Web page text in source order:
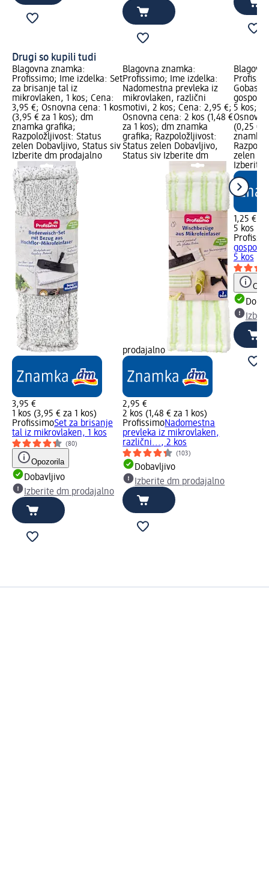
Drugi so kupili tudi
Blagovna znamka:
Profissimo; Ime izdelka: Set
za brisanje tal iz
mikrovlaken, 1 kos; Cena:
3,95 €; Osnovna cena: 1 kos
(3,95 € za 1 kos); dm
znamka grafika;
Razpoložljivost: Status
zelen Dobavljivo, Status siv
Izberite dm prodajalno
3,95 €
1 kos (3,95 € za 1 kos)
ProfissimoSet za brisanje
tal iz mikrovlaken, 1 kos
(80)
Opozorila
Dobavljivo
Izberite dm prodajalno
Blagovna znamka:
Profissimo; Ime izdelka:
Nadomestna prevleka iz
mikrovlaken, različni
motivi, 2 kos; Cena: 2,95 €;
Osnovna cena: 2 kos (1,48 €
za 1 kos); dm znamka
grafika; Razpoložljivost:
Status zelen Dobavljivo,
Status siv Izberite dm
prodajalno
2,95 €
2 kos (1,48 € za 1 kos)
ProfissimoNadomestna
prevleka iz mikrovlaken,
različni..., 2 kos
(103)
Dobavljivo
Izberite dm prodajalno
Gobaste
5 kos;
(0,25 €
znamka
zelen
Izberite
1,25 €
5 kos
5 kos